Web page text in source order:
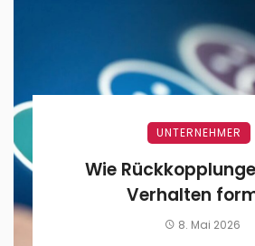
UNTERNEHMER
Wie
Verhalten
8. Mai 2026